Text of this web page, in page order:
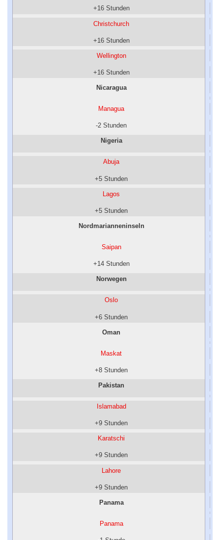
+16 Stunden
Christchurch
+16 Stunden
Wellington
+16 Stunden
Nicaragua
Managua
-2 Stunden
Nigeria
Abuja
+5 Stunden
Lagos
+5 Stunden
Nordmarianneninseln
Saipan
+14 Stunden
Norwegen
Oslo
+6 Stunden
Oman
Maskat
+8 Stunden
Pakistan
Islamabad
+9 Stunden
Karatschi
+9 Stunden
Lahore
+9 Stunden
Panama
Panama